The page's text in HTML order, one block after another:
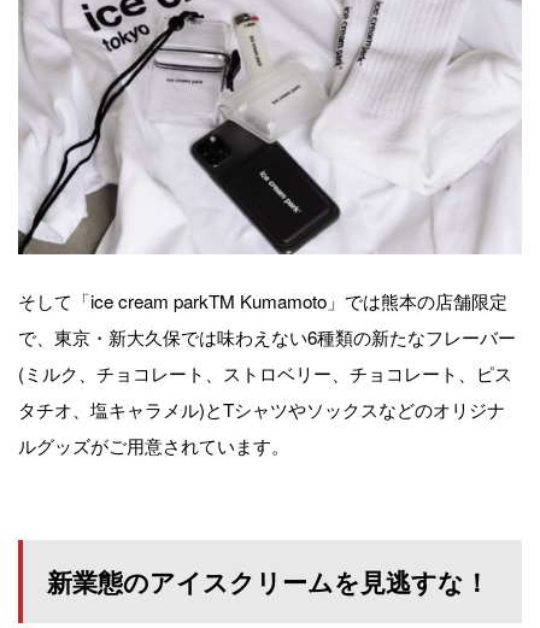
そして「ice cream parkTM Kumamoto」では熊本の店舗限定
で、東京・新大久保では味わえない6種類の新たなフレーバー
(ミルク、チョコレート、ストロベリー、チョコレート、ピス
タチオ、塩キャラメル)とTシャツやソックスなどのオリジナ
ルグッズがご用意されています。
新業態のアイスクリームを見逃すな！